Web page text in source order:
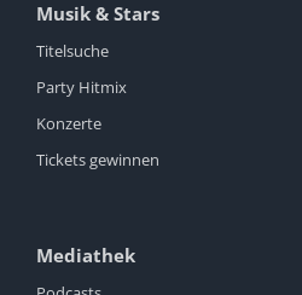
Musik & Stars
Titelsuche
Party Hitmix
Konzerte
Tickets gewinnen
Mediathek